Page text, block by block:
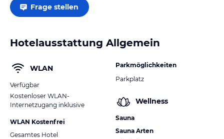
Frage stellen
Hotelausstattung Allgemein
WLAN
Verfügbar
Kostenloser WLAN-
Internetzugang inklusive
WLAN Kostenfrei
Gesamtes Hotel
Parkmöglichkeiten
Parkplatz
Wellness
Sauna
Sauna Arten